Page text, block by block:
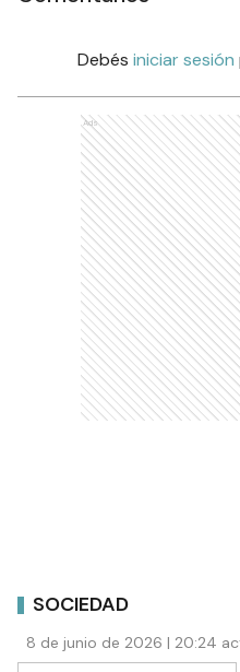
Debés iniciar sesión
Ads
SOCIEDAD
8 de junio de 2026 | 20:24